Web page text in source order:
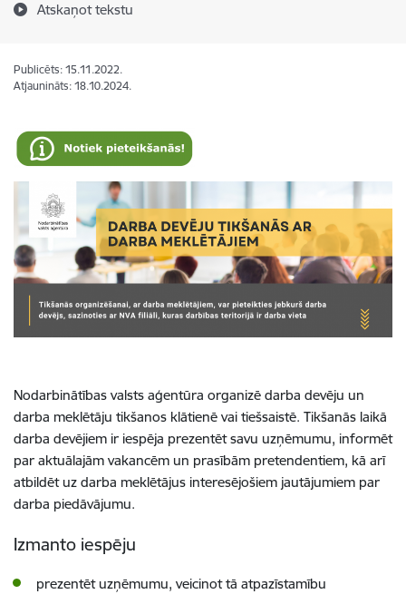
Atskaņot tekstu
Publicēts: 15.11.2022.
Atjaunināts: 18.10.2024.
Nodarbinātības valsts aģentūra organizē darba devēju un
darba meklētāju tikšanos klātienē vai tiešsaistē. Tikšanās laikā
darba devējiem ir iespēja prezentēt savu uzņēmumu, informēt
par aktuālajām vakancēm un prasībām pretendentiem, kā arī
atbildēt uz darba meklētājus interesējošiem jautājumiem par
darba piedāvājumu.
Izmanto iespēju
prezentēt uzņēmumu, veicinot tā atpazīstamību